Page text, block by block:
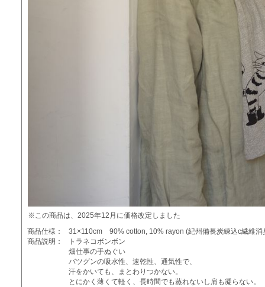
※この商品は、2025年12月に価格改定しました
商品仕様：
31×110cm 90% cotton, 10% rayon (紀州備長炭練込c繊維消
商品説明：
トラネコボンボン
畑仕事の手ぬぐい
バツグンの吸水性、速乾性、通気性で、
汗をかいても、まとわりつかない。
とにかく薄くて軽く、長時間でも蒸れないし肩も凝らない。